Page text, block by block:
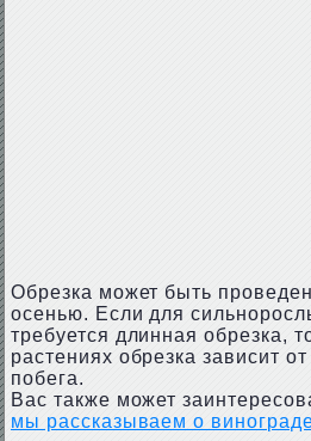
Обрезка может быть
осенью. Если для
требуется длинная обрезка,
растениях обрезка зависит
побега.
Вас также может
мы рассказываем о